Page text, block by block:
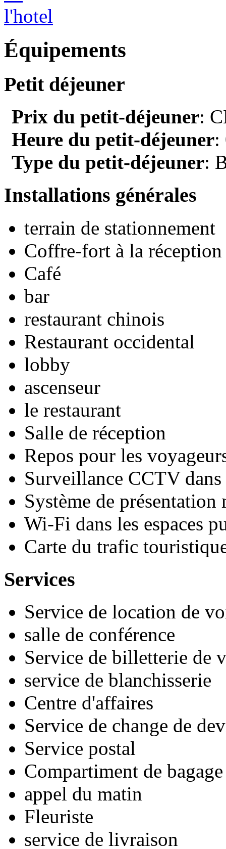
Équipements
Petit déjeuner
Prix du petit-déjeuner:
Heure du petit-déjeuner:
Type du petit-déjeuner:
Installations générales
terrain de stationnement
Coffre-fort à la réception
Café
bar
restaurant chinois
Restaurant occidental
lobby
ascenseur
le restaurant
Salle de réception
Repos pour les
Surveillance CCTV dans
Système de
Wi-Fi dans les espaces
Carte du trafic
Services
Service de location de
salle de conférence
Service de billetterie de
service de blanchisserie
Centre d'affaires
Service de change de
Service postal
Compartiment de bagage
appel du matin
Fleuriste
service de livraison